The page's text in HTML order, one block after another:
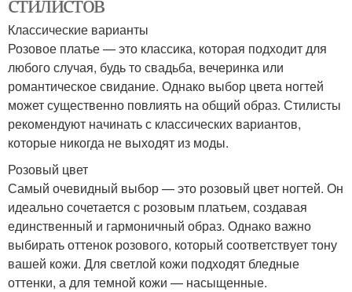
Классические варианты
Розовое платье — это классика, которая подходит для
любого случая, будь то свадьба, вечеринка или
романтическое свидание. Однако выбор цвета ногтей
может существенно повлиять на общий образ. Стилисты
рекомендуют начинать с классических вариантов,
которые никогда не выходят из моды.
Розовый цвет
Самый очевидный выбор — это розовый цвет ногтей. Он
идеально сочетается с розовым платьем, создавая
единственный и гармоничный образ. Однако важно
выбирать оттенок розового, который соответствует тону
вашей кожи. Для светлой кожи подходят бледные
оттенки, а для темной кожи — насыщенные.